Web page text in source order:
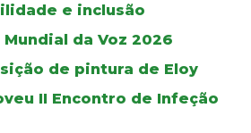
e inclusão
da Voz 2026
de pintura de Eloy
II Encontro de Infeção